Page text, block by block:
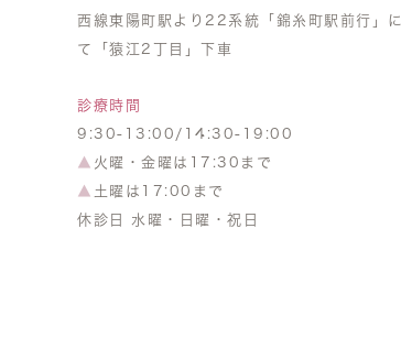
西線東陽町駅より22系統「錦糸町駅前行」に
て「猿江2丁目」下車
診療時間
9:30-13:00/14:30-19:00
▲ 火曜・金曜は17:30まで
▲ 土曜は17:00まで
休診日 水曜・日曜・祝日